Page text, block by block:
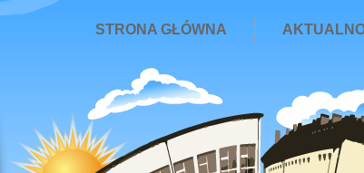
STRONA GŁÓWNA